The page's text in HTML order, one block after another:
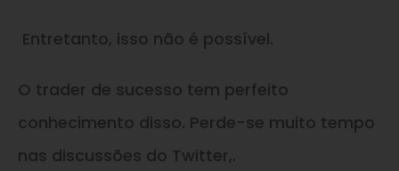
Entretanto, isso não é possível.
O trader de sucesso tem perfeito
conhecimento disso. Perde-se muito tempo
nas discussões do Twitter,.